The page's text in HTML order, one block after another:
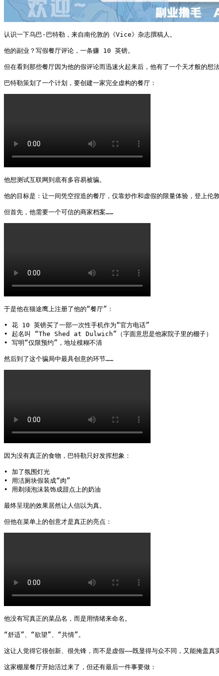
认识一下乌巴·巴特勒，来自南伦敦的《Vice》杂志撰稿人。
他的副业？写假餐厅评论，一条赚 10 英镑。
但在看到那些餐厅因为他的假评论而迅速火起来后，他有了一个天才般的想
巴特勒策划了一个计划，要创建一家完全虚构的餐厅：
他想测试互联网到底有多容易被骗。
他的目标是：让一间凭空捏造的餐厅，仅靠炒作和虚假的限量体验，登上伦
但首先，他需要一个可信的商家档案……
于是他在猫途鹰上注册了他的“餐厅”：
• 花 10 英镑买了一部一次性手机作为“官方电话”
• 起名叫 “The Shed at Dulwich”（字面意思是他家院子里的棚子）
• 写明“仅限预约”，地址模糊不清
然后到了这个骗局中最具创意的环节……
因为没有真正的食物，巴特勒只好发挥想象：
• 加了氛围灯光
• 用洁厕块假装成“肉”
• 用剃须泡沫装饰成甜点上的奶油
最终呈现的效果居然让人信以为真。
但他在菜单上的创意才是真正的亮点：
他没有写真正的菜品名，而是用情绪来命名。
“舒适”、“欲望”、“共情”。
这让人觉得它很创新、很先锋，而不是虚假——既显得与众不同，又能掩盖真
这家棚屋餐厅开始活过来了，但还有最后一件事要做：